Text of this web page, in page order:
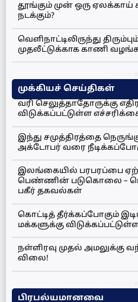
தூங்கும் முன் ஒரு
நடக்கும்?
வெளிநாட்டிலிருந்து
முதலீட்டுக்காக காணி வழங்க
முக்கியச் செய்திகள்
வரி செலுத்தாதோருக்கு
விடுக்கப்பட்டுள்ள
இந்து சமுத்திரத்தை
அக்டோபர் வரை
இலங்கையில் பரபரப்பை
பெண்ணின் படுகொலை –
பகீர் தகவல்கள்
கொட்டித் தீர்க்கப்போகும்
மக்களுக்கு
நள்ளிரவு முதல் அமலுக்கு
விலை!
பிரபல்யமானவை